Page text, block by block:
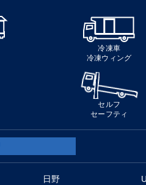
冷凍車
冷凍ウィング
セルフ
セーフティ
日野